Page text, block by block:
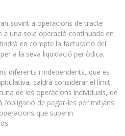
sovint a operacions de tracte
a una sola operació continuada en
en compte la facturació del
a la seva liquidació periòdica.
diferents i independents, que es
caldrà considerar el límit
de les operacions individuals, de
de pagar-les per mitjans
que superin